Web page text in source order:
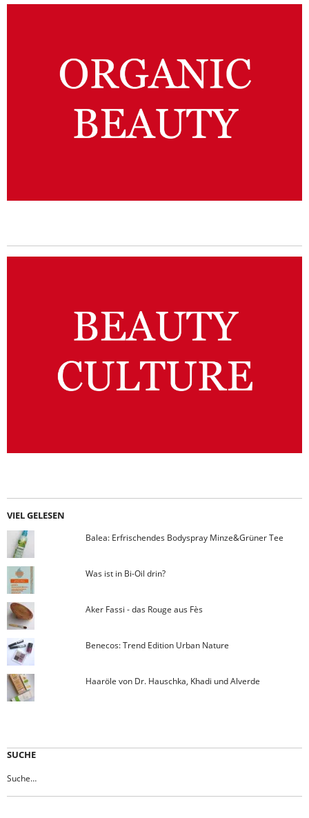
VIEL GELESEN
Balea: Erfrischendes Bodyspray Minze&Grüner Tee
Was ist in Bi-Oil drin?
Aker Fassi - das Rouge aus Fès
Benecos: Trend Edition Urban Nature
Haaröle von Dr. Hauschka, Khadi und Alverde
SUCHE